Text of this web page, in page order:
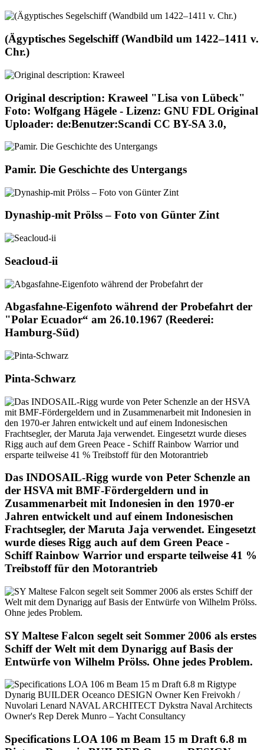
(Ägyptisches Segelschiff (Wandbild um 1422–1411 v.
Chr.)
Original description: Kraweel "Lisa von Lübeck"
Foto: Wolfgang Hägele - Lizenz: GNU FDL Original
Uploader: de:Benutzer:Scandi CC BY-SA 3.0,
Pamir. Die Geschichte des Untergangs
Dynaship-mit Prölss – Foto von Günter Zint
Seacloud-ii
Abgasfahne-Eigenfoto während der Probefahrt der
"Polar Ecuador“ am 26.10.1967 (Reederei:
Hamburg-Süd)
Pinta-Schwarz
Das INDOSAIL-Rigg wurde von Peter Schenzle an
der HSVA mit BMF-Fördergeldern und in
Zusammenarbeit mit Indonesien in den 1970-er
Jahren entwickelt und auf einem Indonesischen
Frachtsegler, der Maruta Jaja verwendet. Eingesetzt
wurde dieses Rigg auch auf dem Green Peace -
Schiff Rainbow Warrior und ersparte teilweise 41 %
Treibstoff für den Motorantrieb
SY Maltese Falcon segelt seit Sommer 2006 als erstes
Schiff der Welt mit dem Dynarigg auf Basis der
Entwürfe von Wilhelm Prölss. Ohne jedes Problem.
Specifications LOA 106 m Beam 15 m Draft 6.8 m